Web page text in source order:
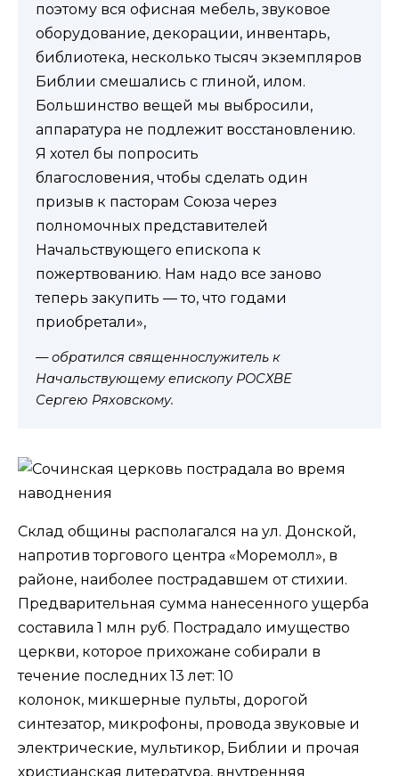
поэтому вся офисная мебель, звуковое
оборудование, декорации, инвентарь,
библиотека, несколько тысяч экземпляров
Библии смешались с глиной, илом.
Большинство вещей мы выбросили,
аппаратура не подлежит восстановлению.
Я хотел бы попросить
благословения, чтобы сделать один
призыв к пасторам Союза через
полномочных представителей
Начальствующего епископа к
пожертвованию. Нам надо все заново
теперь закупить — то, что годами
приобретали»,
— обратился священнослужитель к
Начальствующему епископу РОСХВЕ
Сергею Ряховскому.
Склад общины располагался на ул. Донской,
напротив торгового центра «Моремолл», в
районе, наиболее пострадавшем от стихии.
Предварительная сумма нанесенного ущерба
составила 1 млн руб. Пострадало имущество
церкви, которое прихожане собирали в
течение последних 13 лет: 10
колонок, микшерные пульты, дорогой
синтезатор, микрофоны, провода звуковые и
электрические, мультикор, Библии и прочая
христианская литература, внутренняя